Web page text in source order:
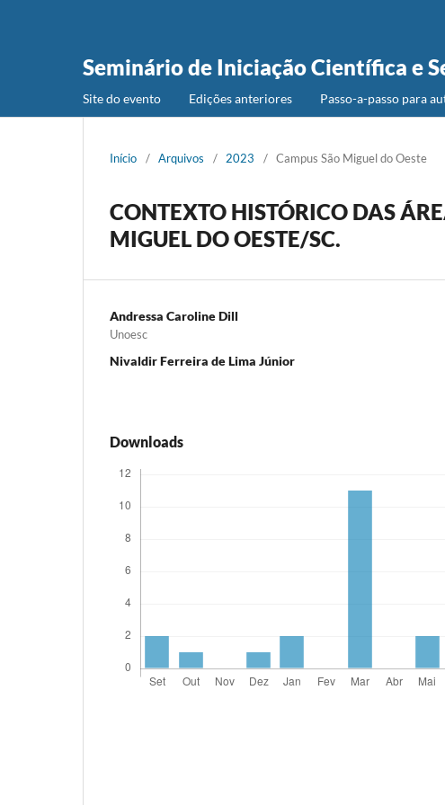
Seminário de Iniciação Científica e
Site do evento Edições anteriores Passo-a-passo para
Início / Arquivos / 2023 / Campus São Miguel do Oeste
CONTEXTO HISTÓRICO DAS
MIGUEL DO OESTE/SC.
Andressa Caroline Dill
Unoesc
Nivaldir Ferreira de Lima Júnior
Downloads